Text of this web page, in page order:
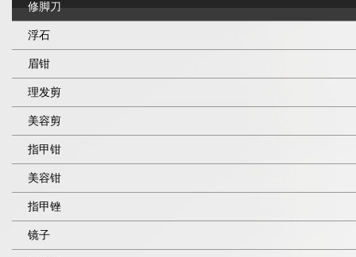
修脚刀
浮石
眉钳
理发剪
美容剪
指甲钳
美容钳
指甲锉
镜子